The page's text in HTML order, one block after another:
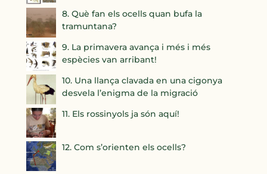
8. Què fan els ocells quan bufa la
tramuntana?
9. La primavera avança i més i més
espècies van arribant!
10. Una llança clavada en una cigonya
desvela l’enigma de la migració
11. Els rossinyols ja són aquí!
12. Com s’orienten els ocells?